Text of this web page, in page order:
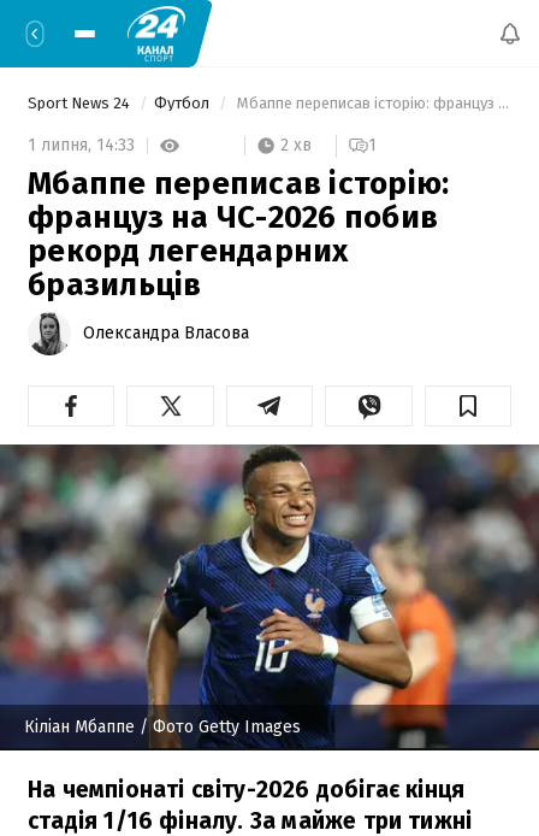
Sport News 24 Футбол Мбаппе переписав історію: француз на ЧС-2026 побив рекорд легендарних бразильців
1 липня, 14:33 2 хв 1
Мбаппе переписав історію:
француз на ЧС-2026 побив
рекорд легендарних
бразильців
Олександра Власова
Кіліан Мбаппе / Фото Getty Images
На чемпіонаті світу-2026 добігає кінця
стадія 1/16 фіналу. За майже три тижні